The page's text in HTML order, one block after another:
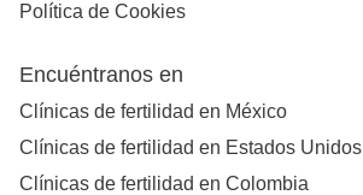
Política de Cookies
Encuéntranos en
Clínicas de fertilidad en México
Clínicas de fertilidad en Estados Unidos
Clínicas de fertilidad en Colombia